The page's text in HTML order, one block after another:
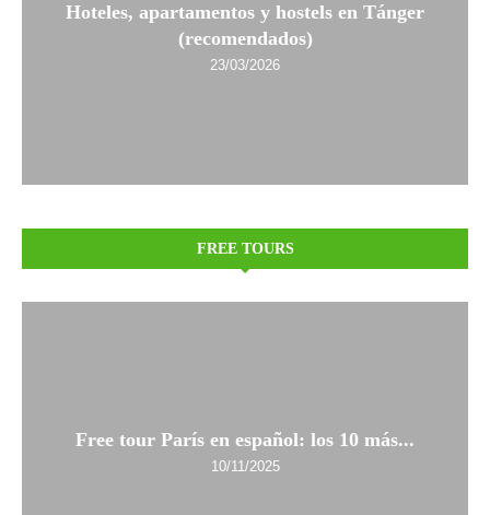
Hoteles, apartamentos y hostels en Tánger
(recomendados)
23/03/2026
FREE TOURS
Free tour París en español: los 10 más...
10/11/2025